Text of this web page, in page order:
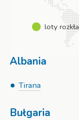
loty
Albania
Tirana
Bułgaria